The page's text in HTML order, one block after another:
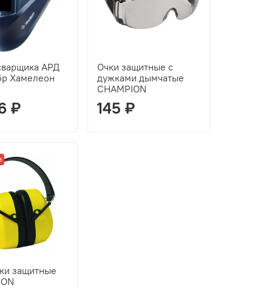
АРД
Хамелеон
₽
Очки защитные с
дужками дымчатые
CHAMPION
145 ₽
защитные